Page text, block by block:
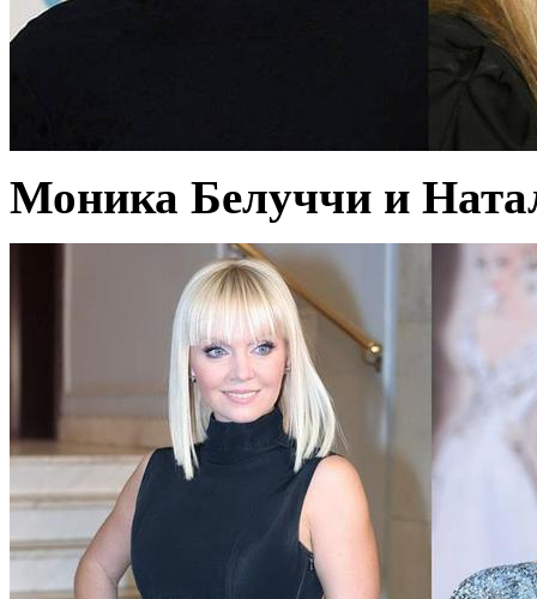
Моника Белуччи и